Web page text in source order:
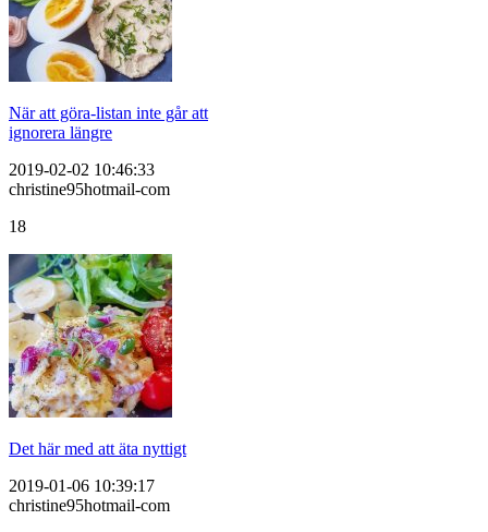
När att göra-listan inte går att
ignorera längre
2019-02-02 10:46:33
christine95hotmail-com
18
Det här med att äta nyttigt
2019-01-06 10:39:17
christine95hotmail-com